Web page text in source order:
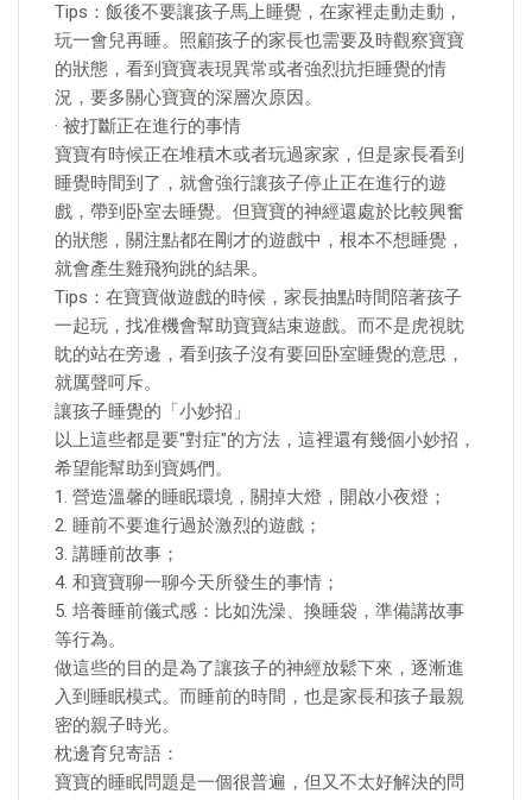
Tips：飯後不要讓孩子馬上睡覺，在家裡走動走動，
玩一會兒再睡。照顧孩子的家長也需要及時觀察寶寶
的狀態，看到寶寶表現異常或者強烈抗拒睡覺的情
況，要多關心寶寶的深層次原因。
· 被打斷正在進行的事情
寶寶有時候正在堆積木或者玩過家家，但是家長看到
睡覺時間到了，就會強行讓孩子停止正在進行的遊
戲，帶到卧室去睡覺。但寶寶的神經還處於比較興奮
的狀態，關注點都在剛才的遊戲中，根本不想睡覺，
就會產生雞飛狗跳的結果。
Tips：在寶寶做遊戲的時候，家長抽點時間陪著孩子
一起玩，找准機會幫助寶寶結束遊戲。而不是虎視眈
眈的站在旁邊，看到孩子沒有要回卧室睡覺的意思，
就厲聲呵斥。
讓孩子睡覺的「小妙招」
以上這些都是要"對症"的方法，這裡還有幾個小妙招，
希望能幫助到寶媽們。
1. 營造溫馨的睡眠環境，關掉大燈，開啟小夜燈；
2. 睡前不要進行過於激烈的遊戲；
3. 講睡前故事；
4. 和寶寶聊一聊今天所發生的事情；
5. 培養睡前儀式感：比如洗澡、換睡袋，準備講故事
等行為。
做這些的目的是為了讓孩子的神經放鬆下來，逐漸進
入到睡眠模式。而睡前的時間，也是家長和孩子最親
密的親子時光。
枕邊育兒寄語：
寶寶的睡眠問題是一個很普遍，但又不太好解決的問